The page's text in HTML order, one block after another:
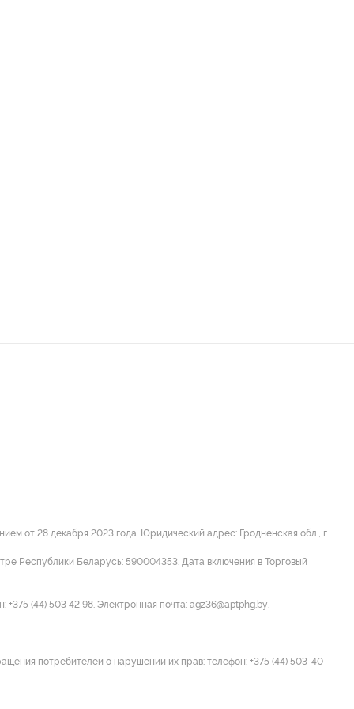
от 28 декабря 2023 года. Юридический адрес: Гродненская обл., г.
Республики Беларусь: 590004353. Дата включения в Торговый
(44) 503 42 98. Электронная почта: agz36@aptphg.by.
потребителей о нарушении их прав: телефон: +375 (44) 503-40-